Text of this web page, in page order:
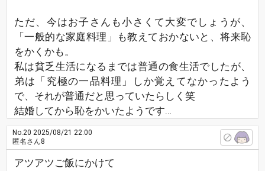
ただ、今はお子さんも小さくて大変でしょうが、
「一般的な家庭料理」も教えておかないと、将来恥
をかくかも。
私は貧乏生活になるまでは普通の食生活でしたが、
弟は「究極の一品料理」しか覚えてなかったよう
で、それが普通だと思っていたらしく笑
結婚してから恥をかいたようです…
No.20 2025/08/21 22:00
匿名さん8
アツアツご飯にかけて